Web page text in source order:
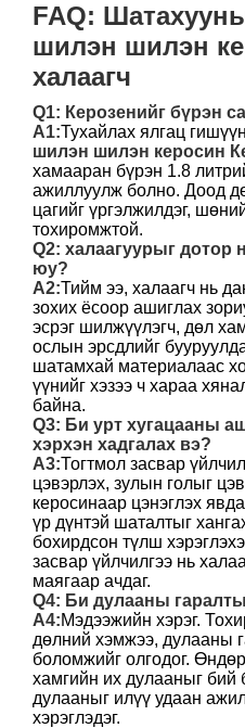
FAQ:
шилэн шилэн
халаагч
Q1: Керозенийг бүрэн
A1:Тухайлах ялгац
шилэн шилэн керосин
хамааран бүрэн 1.8
ажиллуулж болно. Доод
цагийг үргэлжилдэг,
тохиромжтой.
Q2: халаагуурыг дотор
юу?
A2:Тийм ээ, халаагч нь
зохих ёсоор ашиглах
эсрэг шилжүүлэгч, дөл
ослын эрсдлийг
шатамхай материалаас
үүнийг хэзээ ч хараа
байна.
Q3: Би урт хугацааны
хэрхэн хадгалах вэ?
A3:Тогтмол засвар
цэвэрлэх, зулын голыг
керосинаар цэнэглэх
үр дүнтэй шаталтыг
бохирдсон түлш
засвар үйлчилгээ нь
маягаар ачдаг.
Q4: Би дулааны
A4:Мэдээжийн хэрэг.
дөлний хэмжээ, дулааны
боломжийг олгодог.
хамгийн их дулааныг бий
дулааныг илүү удаан
хэрэглэдэг.